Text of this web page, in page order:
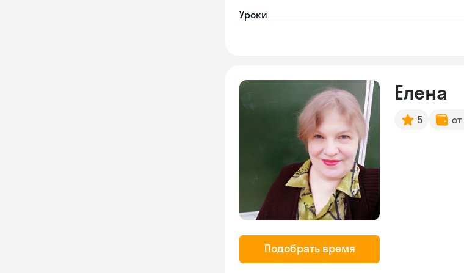
Уроки
Подобрать время
Елена
5